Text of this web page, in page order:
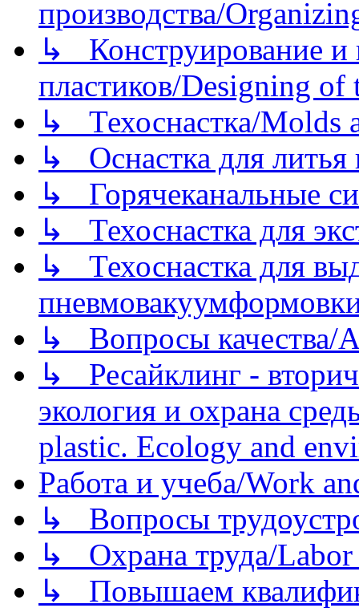
производства/
↳ Конструирование и
пластиков/Designing of
↳ Техоснастка/Molds
↳ Оснастка для литья
↳ Горячеканальные
↳ Техоснастка для
↳ Техоснастка для
↳ Вопросы качества/
↳ Ресайклинг -
экология и охрана
plastic. Ecology and
Работа и учеба/Work
↳ Вопросы
↳ Охрана труда/Labor
↳ Повышаем